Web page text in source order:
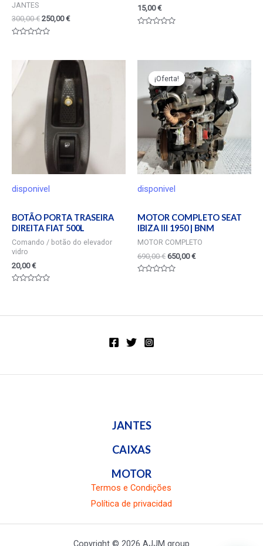
JANTES
300,00€ 250,00€
15,00€
5
disponivel
BOTÃO PORTA TRASEIRA
DIREITA FIAT 500L
Comando / botão do elevador
vidro
20,00€
5
¡Oferta!
disponivel
¡Oferta!
MOTOR COMPLETO SEAT
IBIZA III 1950 | BNM
MOTOR COMPLETO
690,00€ 650,00€
JANTES
CAIXAS
MOTOR
Termos e Condições
Política de privacidad
Copyright © 2026 AJJM group